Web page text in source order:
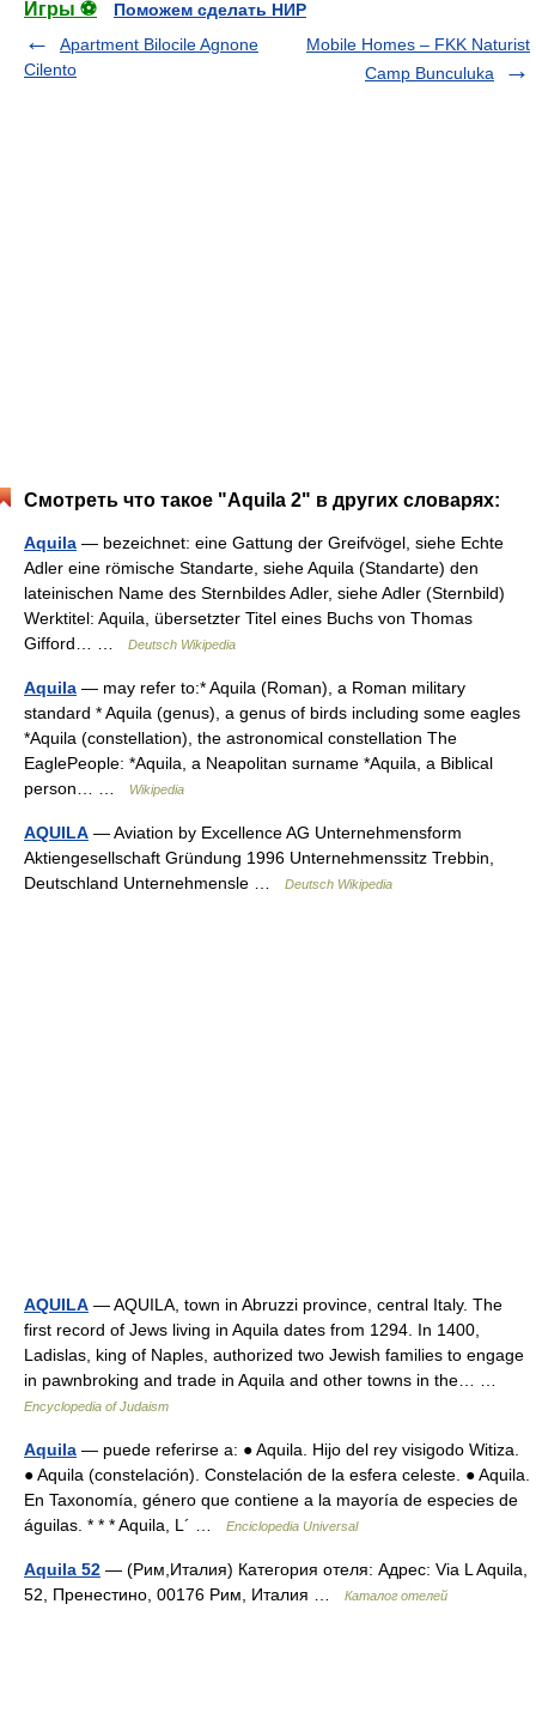
Игры ⚽
Поможем сделать НИР
Apartment Bilocile Agnone
Cilento
Mobile Homes – FKK Naturist
Camp Bunculuka
Смотреть что такое "Aquila 2" в других словарях:
Aquila — bezeichnet: eine Gattung der Greifvögel, siehe Echte
Adler eine römische Standarte, siehe Aquila (Standarte) den
lateinischen Name des Sternbildes Adler, siehe Adler (Sternbild)
Werktitel: Aquila, übersetzter Titel eines Buchs von Thomas
Gifford… …
Deutsch Wikipedia
Aquila — may refer to:* Aquila (Roman), a Roman military
standard * Aquila (genus), a genus of birds including some eagles
*Aquila (constellation), the astronomical constellation The
EaglePeople: *Aquila, a Neapolitan surname *Aquila, a Biblical
person… …
Wikipedia
AQUILA — Aviation by Excellence AG Unternehmensform
Aktiengesellschaft Gründung 1996 Unternehmenssitz Trebbin,
Deutschland Unternehmensle …
Deutsch Wikipedia
AQUILA — AQUILA, town in Abruzzi province, central Italy. The
first record of Jews living in Aquila dates from 1294. In 1400,
Ladislas, king of Naples, authorized two Jewish families to engage
in pawnbroking and trade in Aquila and other towns in the… …
Encyclopedia of Judaism
Aquila — puede referirse a: ● Aquila. Hijo del rey visigodo Witiza.
● Aquila (constelación). Constelación de la esfera celeste. ● Aquila.
En Taxonomía, género que contiene a la mayoría de especies de
águilas. * * * Aquila, L´ …
Enciclopedia Universal
Aquila 52 — (Рим,Италия) Категория отеля: Адрес: Via L Aquila,
52, Пренестино, 00176 Рим, Италия …
Каталог отелей